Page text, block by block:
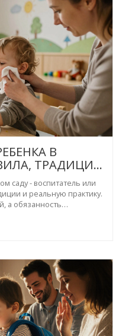
В
ТРАДИЦИИ
саду - воспитатель или
и реальную практику.
а обязанность